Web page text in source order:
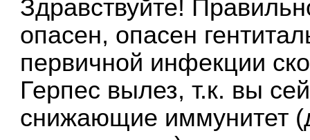
Здравствуйте!
опасен, опасен
первичной инфекции
Герпес вылез, т.к. вы
снижающие иммунитет